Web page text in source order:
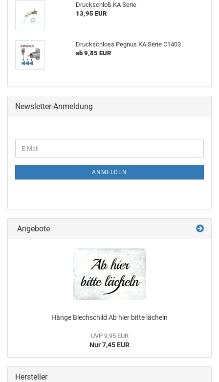
Druckschloß KA Serie
13,95 EUR
Druckschloss Pegnus KA Serie C1403
ab 9,85 EUR
Newsletter-Anmeldung
ANMELDEN
Angebote
Hänge Blechschild Ab hier bitte lächeln
UVP 9,95 EUR
Nur 7,45 EUR
Hersteller